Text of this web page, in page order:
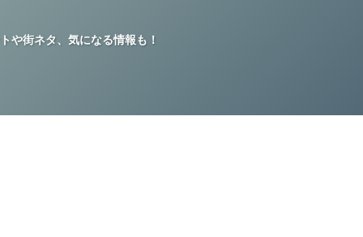
や街ネタ、気になる情報も！